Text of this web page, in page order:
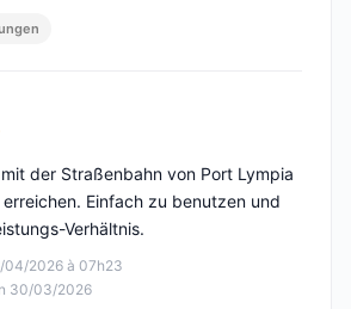
5
04/2026 à 07h23
30/03/2026
der Straßenbahn von Port Lympia
Einfach zu benutzen und
Verhältnis.